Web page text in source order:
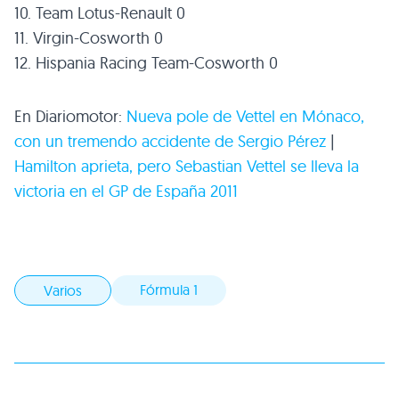
10. Team Lotus-Renault 0
11. Virgin-Cosworth 0
12. Hispania Racing Team-Cosworth 0
En Diariomotor: Nueva pole de Vettel en Mónaco,
con un tremendo accidente de Sergio Pérez |
Hamilton aprieta, pero Sebastian Vettel se lleva la
victoria en el GP de España 2011
Varios Fórmula 1